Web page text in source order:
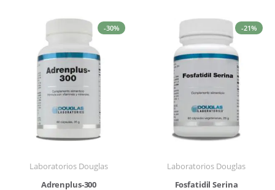
-30%
Laboratorios Douglas
Adrenplus-300
-21%
Laboratorios Douglas
Fosfatidil Serina